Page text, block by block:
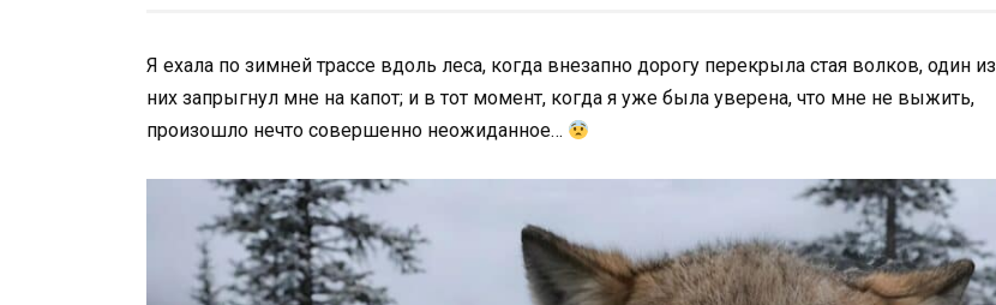
Я ехала по зимней трассе вдоль леса, когда внезапно дорогу перекрыла стая волков, один из
них запрыгнул мне на капот; и в тот момент, когда я уже была уверена, что мне не выжить,
произошло нечто совершенно неожиданное…